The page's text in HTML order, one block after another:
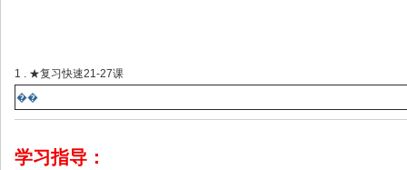
1 . ★复习快速21-27课
��
学习指导：